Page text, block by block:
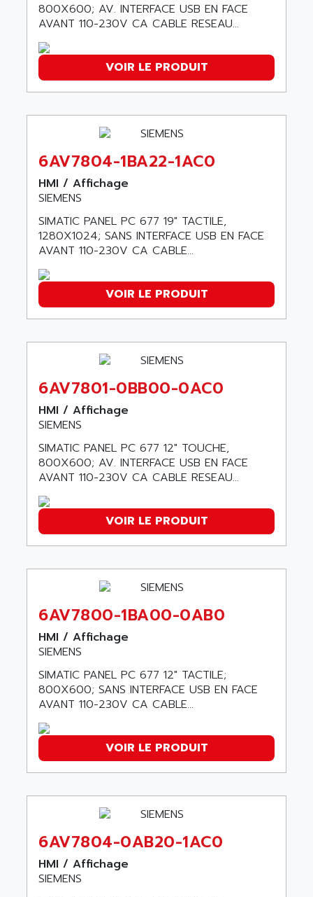
SINUMERIK 810
PREMIUM
NANO
TDM
DIAX 2
KDV
KVR
SERVO DRIVE
AC MAINSPINDLE
BUM
BUS
DIAX 4
cms3
AMS
MOVIDYN
MOVITRAC
LEXIUM
SERVVODYN
SERVODYN
SE50
LTD12
MDLS
ACMD2
PLS514
PLS508
SERVOSTAR
AC FEED MOTOR
ACTIOMTECH
ACTIVA MULLER
ACTIVE HUB
ACTIVIB
ACTRONIC
ACU-RITE
ACU-TIME
ACX ADAP TORR
ADA
ADAC
ADAFRUIT
ADAMCZEWSKI
ADANI PSC
ADAPTATER
ADAPTATIVE
ADAPTEC
ADAPTORR
ADAS
ADC AUTOMATICA
ADDA
ADDER
ADDI DATA
ADEL SYSTEM
ADEPT
ADEPT TECHNOLOGY
ADETEC
ADISCOM
ADITEC
ADL
ADL EUROTECH
ADLEE POWERTRONIC
ADLINK TECHNOLOGY
ADM ELECTRONIC
ADTECH POWER INC
ADV
800X600; AV. INTERFACE USB EN FACE
AVANT 110-230V CA CABLE RESEAU...
VOIR LE PRODUIT
6AV7804-1BA22-1AC0
HMI / Affichage
SIEMENS
SIMATIC PANEL PC 677 19" TACTILE,
1280X1024; SANS INTERFACE USB EN FACE
AVANT 110-230V CA CABLE...
VOIR LE PRODUIT
6AV7801-0BB00-0AC0
HMI / Affichage
SIEMENS
SIMATIC PANEL PC 677 12" TOUCHE,
800X600; AV. INTERFACE USB EN FACE
AVANT 110-230V CA CABLE RESEAU...
VOIR LE PRODUIT
6AV7800-1BA00-0AB0
HMI / Affichage
SIEMENS
SIMATIC PANEL PC 677 12" TACTILE;
800X600; SANS INTERFACE USB EN FACE
AVANT 110-230V CA CABLE...
VOIR LE PRODUIT
6AV7804-0AB20-1AC0
HMI / Affichage
SIEMENS